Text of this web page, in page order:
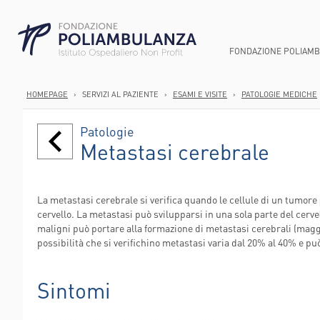
FONDAZIONE
CHI SIAMO
SUCCEDE IN UN
AREE E U.O.
STRUTTURA
WELFARE PER
AREA
AREA ORTOPEDICA
PERCORSO
ANATOMIA
CARDIOCHIRURGIA
CHIRURGIA
ROBOTICA
CHIRURGIA
DIREZIONE
CURE
SERVIZI
RIABILITAZIONE
CONSULTORI
HOMEPAGE › SERVIZI AL PAZIENTE › ESAMI E VISITE › PATOLOGIE MEDICHE
Patologie
Metastasi cerebrale
La metastasi cerebrale si verifica quando le cellule di un
cervello. La metastasi può svilupparsi in una sola parte del
maligni può portare alla formazione di metastasi cerebrali
possibilità che si verifichino metastasi varia dal 20% al 40% e
Sintomi